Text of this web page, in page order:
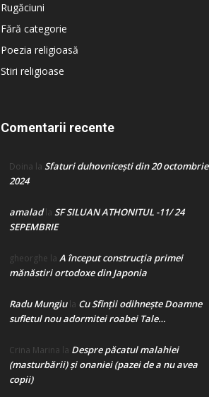
Rugăciuni
Fără categorie
Poezia religioasă
Stiri religioase
Comentarii recente
Doina la Sfaturi duhovnicești din 20 octombrie
2024
amaladla SF SILUAN ATHONITUL -11/ 24
SEPEMBRIE
gheorghe la A început construcţia primei
mănăstiri ortodoxe din Japonia
Radu Mungiula Cu Sfinții odihnește Doamne
sufletul nou adormitei roabei Tale…
Crina Marina la Despre păcatul malahiei
(masturbării) şi onaniei (pazei de a nu avea
copii)